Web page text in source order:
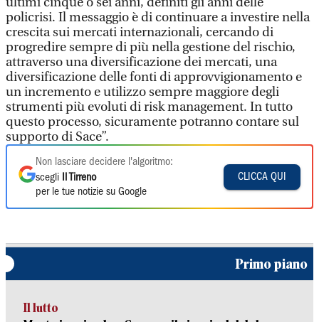
policrisi. Il messaggio è di continuare a investire nella
crescita sui mercati internazionali, cercando di
progredire sempre di più nella gestione del rischio,
attraverso una diversificazione dei mercati, una
diversificazione delle fonti di approvvigionamento e
un incremento e utilizzo sempre maggiore degli
strumenti più evoluti di risk management. In tutto
questo processo, sicuramente potranno contare sul
supporto di Sace”.
Non lasciare decidere l'algoritmo:
scegli
Il Tirreno
per le tue notizie su Google
CLICCA QUI
Primo piano
Il lutto